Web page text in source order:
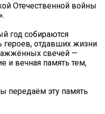
Отечественной войны
год собираются
героев, отдавших жизни
свечей —
и вечная память тем,
эту память